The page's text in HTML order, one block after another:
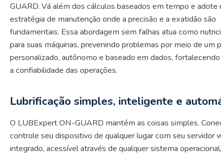
GUARD. Vá além dos cálculos baseados em tempo e adote
estratégia de manutenção onde a precisão e a exatidão são
fundamentais. Essa abordagem sem falhas atua como
para suas máquinas, prevenindo problemas por meio de um
personalizado, autônomo e baseado em dados,
a confiabilidade das operações.
Lubrificação simples, inteligente e
O LUBExpert ON-GUARD mantém as coisas simples.
controle seu dispositivo de qualquer lugar com seu servidor
integrado, acessível através de qualquer sistema operacional,